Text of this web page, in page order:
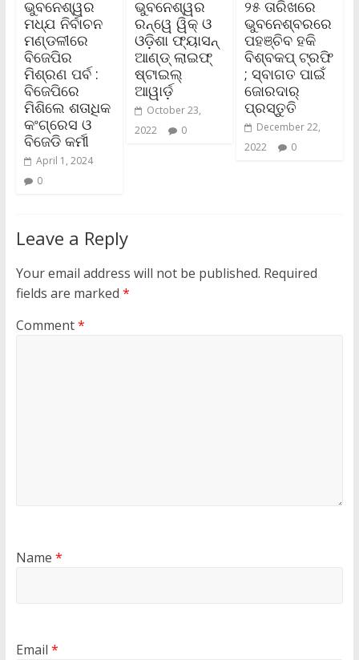
ଭୁବନେଶ୍ୱର
ମଧ୍ଯ ନିର୍ବାଚନ
ମଣ୍ଡଳୀରେ
ବିଜେପିର
ମିଶ୍ରଣ ପର୍ବ :
ବିଜେପିରେ
ମିଶିଲେ ଶତାଧିକ
କଂଗ୍ରେସ ଓ
ବିଜେଡି କର୍ମୀ
April 1, 2024
0
ଭୁବନେଶ୍ୱର
ରନ୍‌ୱେ ୱିକ୍ ଓ
ଓଡ଼ିଶା ଫ୍ୟାସନ୍
ଆଣ୍ଡ୍ ଲାଇଫ୍
ଷ୍ଟାଇଲ୍
ଆୱାର୍ଡ଼
October 23,
2022
0
୨୫ ତାରିଖରେ
ଭୁବନେଶ୍ବରରେ
ପହଞ୍ଚିବ ହକି
ବିଶ୍ବକପ୍‌ ଟ୍ରଫି
; ସ୍ବାଗତ ପାଇଁ
ଜୋରଦାର୍‌
ପ୍ରସ୍ତୁତି
December 22,
2022
0
Leave a Reply
Your email address will not be published. Required
fields are marked *
Comment*
Name *
Email *